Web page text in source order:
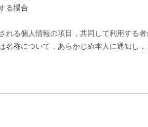
る場合
れる個人情報の項目，共同して利用する者
名称について，あらかじめ本人に通知し，